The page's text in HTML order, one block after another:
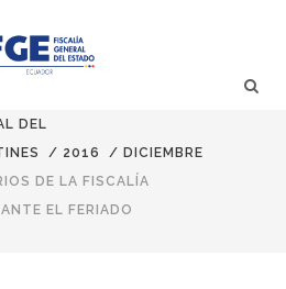
DEL
/ 2016 / DICIEMBRE
DE LA FISCALÍA
EL FERIADO